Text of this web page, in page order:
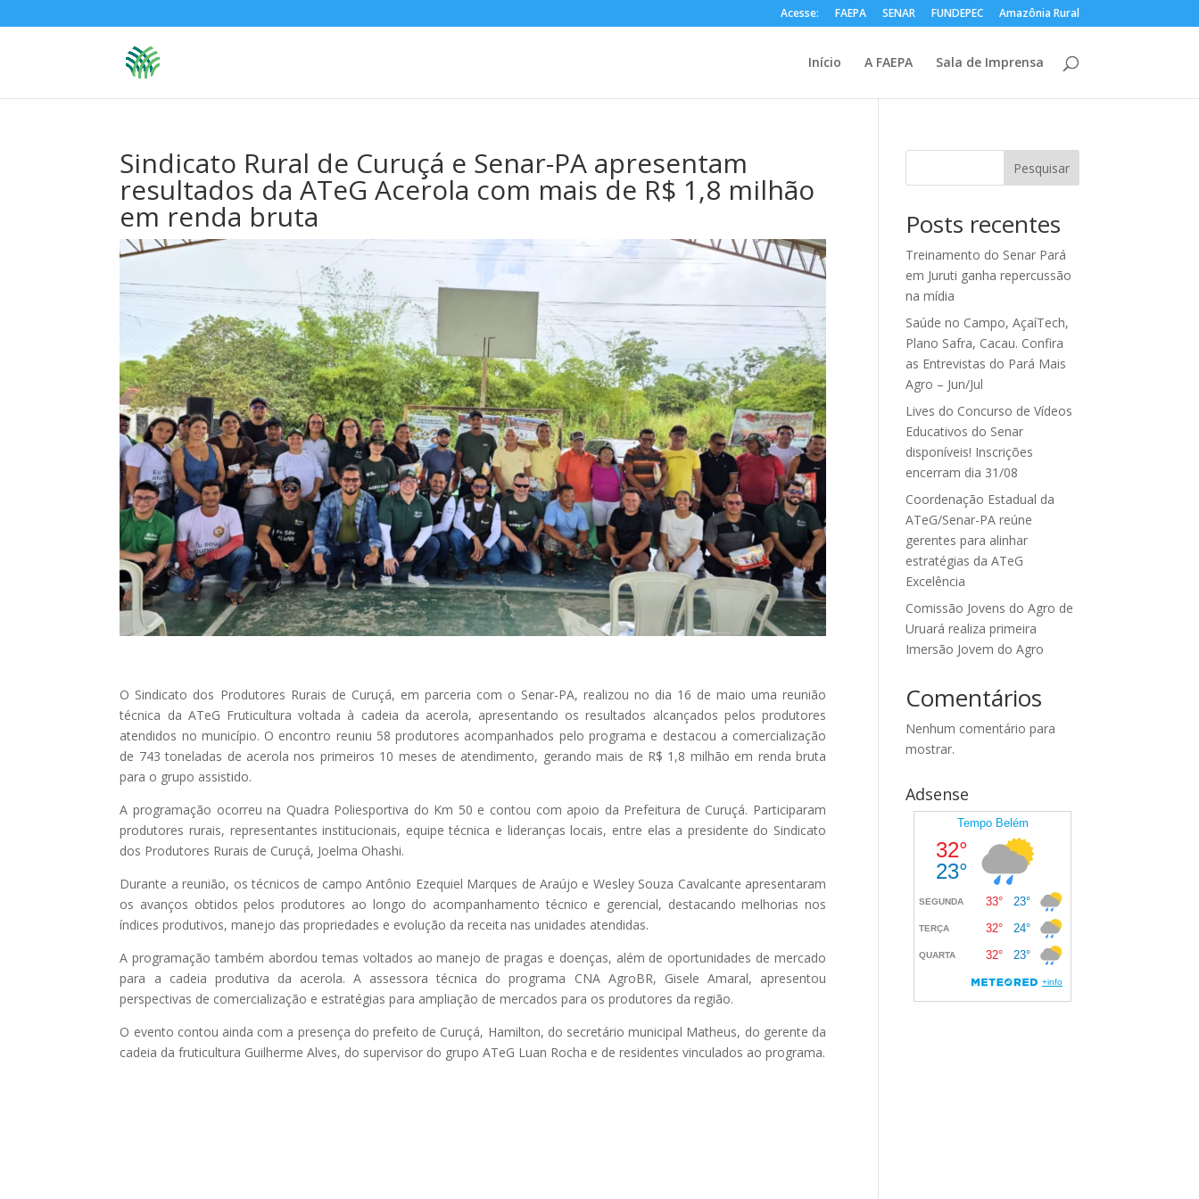
Acesse: FAEPA SENAR FUNDEPEC Amazônia Rural
Início A FAEPA Sala de Imprensa
Sindicato Rural de Curuçá e Senar-PA apresentam
resultados da ATeG Acerola com mais de R$ 1,8 milhão
em renda bruta
O Sindicato dos Produtores Rurais de Curuçá, em parceria com o Senar-PA, realizou no dia 16 de maio uma reunião
técnica da ATeG Fruticultura voltada à cadeia da acerola, apresentando os resultados alcançados pelos produtores
atendidos no município. O encontro reuniu 58 produtores acompanhados pelo programa e destacou a comercialização
de 743 toneladas de acerola nos primeiros 10 meses de atendimento, gerando mais de R$ 1,8 milhão em renda bruta
para o grupo assistido.
A programação ocorreu na Quadra Poliesportiva do Km 50 e contou com apoio da Prefeitura de Curuçá. Participaram
produtores rurais, representantes institucionais, equipe técnica e lideranças locais, entre elas a presidente do Sindicato
dos Produtores Rurais de Curuçá, Joelma Ohashi.
Durante a reunião, os técnicos de campo Antônio Ezequiel Marques de Araújo e Wesley Souza Cavalcante apresentaram
os avanços obtidos pelos produtores ao longo do acompanhamento técnico e gerencial, destacando melhorias nos
índices produtivos, manejo das propriedades e evolução da receita nas unidades atendidas.
A programação também abordou temas voltados ao manejo de pragas e doenças, além de oportunidades de mercado
para a cadeia produtiva da acerola. A assessora técnica do programa CNA AgroBR, Gisele Amaral, apresentou
perspectivas de comercialização e estratégias para ampliação de mercados para os produtores da região.
O evento contou ainda com a presença do prefeito de Curuçá, Hamilton, do secretário municipal Matheus, do gerente da
cadeia da fruticultura Guilherme Alves, do supervisor do grupo ATeG Luan Rocha e de residentes vinculados ao programa.
Pesquisar
Posts recentes
Treinamento do Senar Pará
em Juruti ganha repercussão
na mídia
Saúde no Campo, AçaíTech,
Plano Safra, Cacau. Confira
as Entrevistas do Pará Mais
Agro – Jun/Jul
Lives do Concurso de Vídeos
Educativos do Senar
disponíveis! Inscrições
encerram dia 31/08
Coordenação Estadual da
ATeG/Senar-PA reúne
gerentes para alinhar
estratégias da ATeG
Excelência
Comissão Jovens do Agro de
Uruará realiza primeira
Imersão Jovem do Agro
Comentários
Nenhum comentário para
mostrar.
Adsense